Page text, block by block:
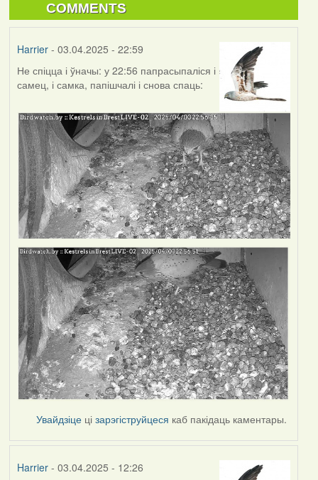
COMMENTS
Harrier- 03.04.2025 - 22:59
Не спіцца і ўначы: у 22:56 папрасыпаліся і
самец, і самка, папішчалі і снова спаць:
Увайдзіце цізарэгіструйцеся каб пакідаць каментары.
Harrier- 03.04.2025 - 12:26